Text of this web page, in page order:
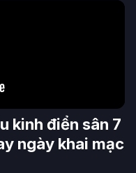
kinh điển sân 7
ngày khai mạc